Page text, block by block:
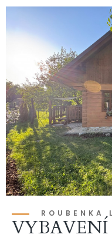
ROUBENKA
VYBAVENÍ